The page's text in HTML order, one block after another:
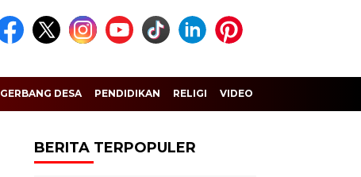
GERBANG DESA PENDIDIKAN RELIGI VIDEO
BERITA TERPOPULER